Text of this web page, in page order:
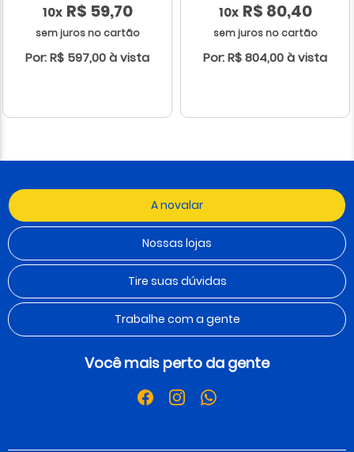
10x R$ 59,70
sem juros no cartão
Por: R$ 597,00 à vista
10x R$ 80,40
sem juros no cartão
Por: R$ 804,00 à vista
A novalar
Nossas lojas
Tire suas dúvidas
Trabalhe com a gente
Você mais perto da gente